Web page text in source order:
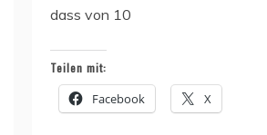
dass von 10
Teilen mit:
Facebook X